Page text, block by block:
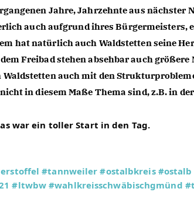
Jahre, Jahrzehnte aus nächster
auch aufgrund ihres Bürgermeisters,
hat natürlich auch Waldstetten seine
Freibad stehen absehbar auch größere
auch mit den
in diesem Maße Thema sind, z.B. in
war ein toller Start in den Tag.
#tannweiler #ostalbkreis #ostalb
#ltwbw #wahlkreisschwäbischgmünd